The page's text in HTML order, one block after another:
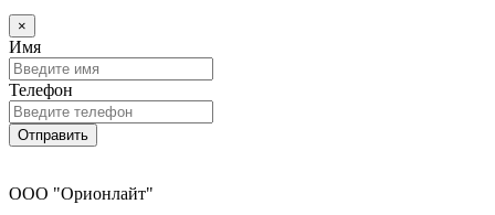
×
Имя
Телефон
Отправить
ООО "Орионлайт"